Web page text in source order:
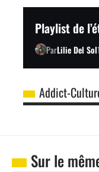
Playlist de
ParLilie Del Sol
Addict-
Sur le